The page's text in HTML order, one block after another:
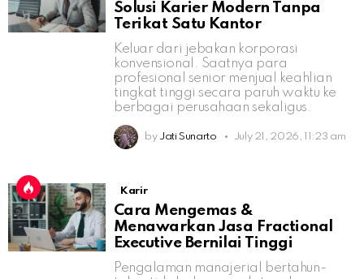
Solusi Karier Modern Tanpa
Terikat Satu Kantor
Keluar dari jebakan korporasi
konvensional. Saatnya para
profesional senior menjual keahlian
tingkat tinggi secara paruh waktu ke
berbagai perusahaan sekaligus.
by Jati Sunarto July 21, 2026, 11:23 am
Karir
Cara Mengemas &
Menawarkan Jasa Fractional
Executive Bernilai Tinggi
Pengalaman manajerial bertahun-